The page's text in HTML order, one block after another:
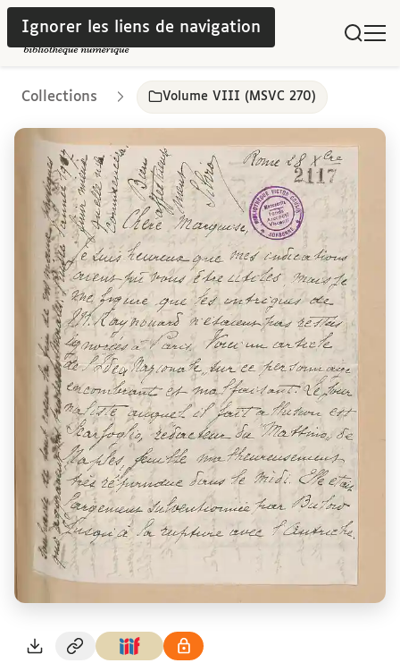
Ignorer les liens de navigation
Collections Volume VIII (MSVC 270)